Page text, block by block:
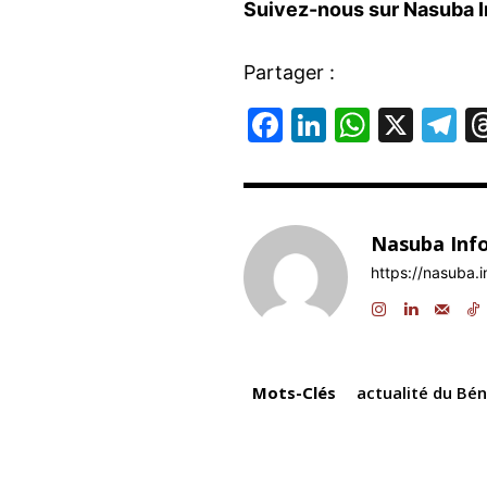
Suivez-nous sur Nasuba
Partager :
F
c
e
b
o
Li
k
e
dI
n
W
at
s
A
p
X
T
e
gr
a
m
Nasuba
https://
Mots-Clés actualité du